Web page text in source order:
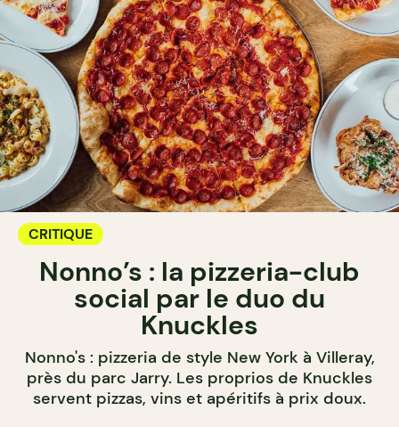
CRITIQUE
Nonno’s : la pizzeria-club
social par le duo du
Knuckles
Nonno's : pizzeria de style New York à Villeray,
près du parc Jarry. Les proprios de Knuckles
servent pizzas, vins et apéritifs à prix doux.